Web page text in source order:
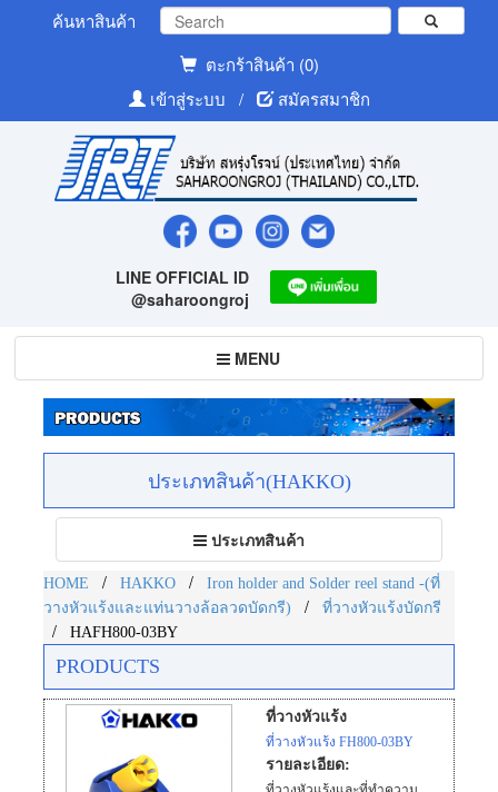
ค้นหาสินค้า
ตะกร้าสินค้า (0)
เข้าสู่ระบบ
/ สมัครสมาชิก
LINE OFFICIAL ID
@saharoongroj
Toggle
navigation
MENU
ประเภทสินค้า(HAKKO)
Toggle
navigation
ประเภทสินค้า
HOME / HAKKO /
Iron holder and Solder reel stand -(ที่
วางหัวแร้งและแท่นวางล้อลวดบัดกรี)
/ ที่วางหัวแร้งบัดกรี
/ HAFH800-03BY
PRODUCTS
ที่วางหัวแร้ง
ที่วางหัวแร้ง FH800-03BY
รายละเอียด: